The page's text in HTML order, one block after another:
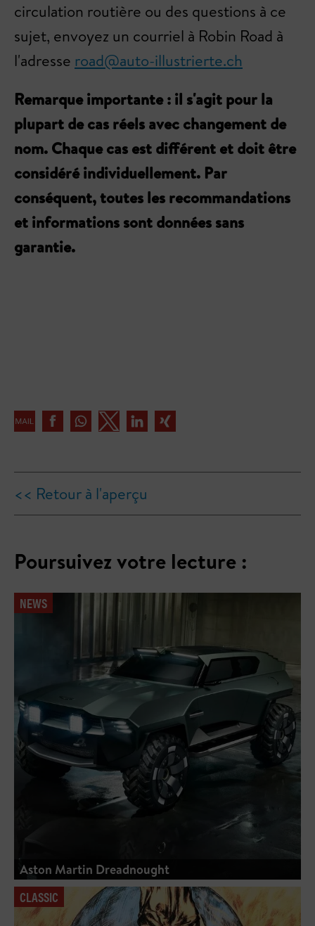
circulation routière ou des questions à ce
sujet, envoyez un courriel à Robin Road à
l'adresse road@auto-illustrierte.ch
Remarque importante : il s'agit pour la
plupart de cas réels avec changement de
nom. Chaque cas est différent et doit être
considéré individuellement. Par
conséquent, toutes les recommandations
et informations sont données sans
garantie.
<< Retour à l'aperçu
Poursuivez votre lecture :
NEWS
Aston Martin Dreadnought
CLASSIC